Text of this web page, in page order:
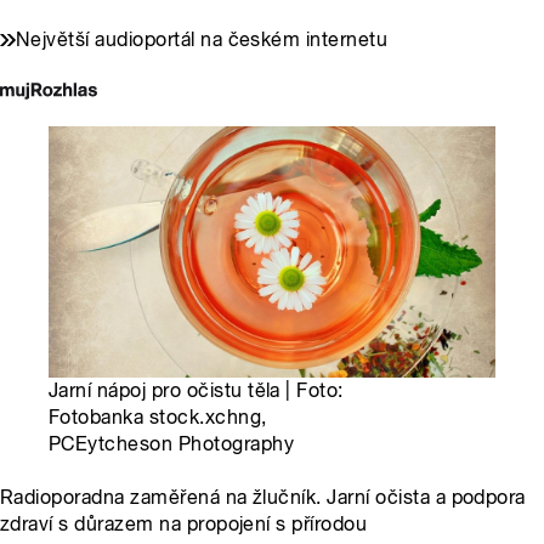
Největší audioportál na českém internetu
Jarní nápoj pro očistu těla | Foto:
Fotobanka stock.xchng,
PCEytcheson Photography
Radioporadna zaměřená na žlučník. Jarní očista a podpora
zdraví s důrazem na propojení s přírodou